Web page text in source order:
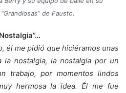
de Fausto.
él me pidió que hiciéramos unas
la nostalgia, la nostalgia por un
trabajo, por momentos lindos
hermosa la idea. Él me fue